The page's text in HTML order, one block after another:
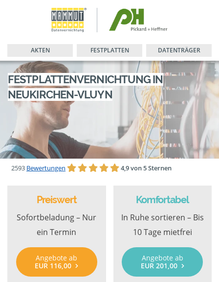
AKTEN FESTPLATTEN DATENTRÄGER
FESTPLATTENVERNICHTUNG IN
NEUKIRCHEN-VLUYN
2593 Bewertungen 4,9 von 5 Sternen
Preiswert
Sofortbeladung – Nur
ein Termin
Angebote ab
EUR 116,00
Komfortabel
In Ruhe sortieren – Bis
10 Tage mietfrei
Angebote ab
EUR 201,00